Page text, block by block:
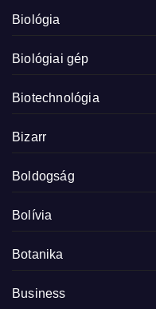
Biológia
Biológiai gép
Biotechnológia
Bizarr
Boldogság
Bolívia
Botanika
Business